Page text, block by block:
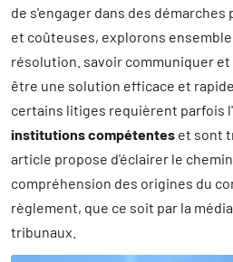
de s'engager dans des démarches
et coûteuses, explorons
résolution. savoir communiquer
être une solution efficace et
certains litiges requièrent parfois
institutions compétentes et sont
article propose d'éclairer le
compréhension des origines du
règlement, que ce soit par la
tribunaux.